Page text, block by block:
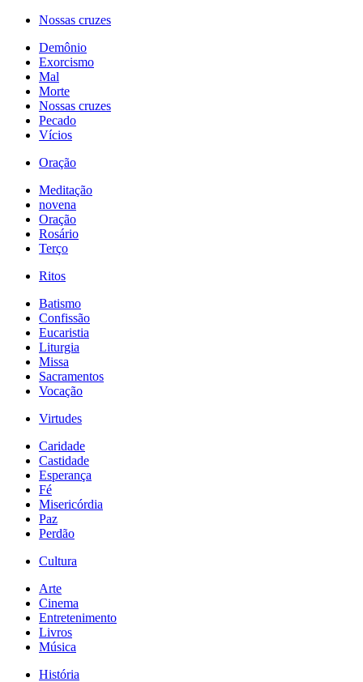
Nossas cruzes
Demônio
Exorcismo
Mal
Morte
Nossas cruzes
Pecado
Vícios
Oração
Meditação
novena
Oração
Rosário
Terço
Ritos
Batismo
Confissão
Eucaristia
Liturgia
Missa
Sacramentos
Vocação
Virtudes
Caridade
Castidade
Esperança
Fé
Misericórdia
Paz
Perdão
Cultura
Arte
Cinema
Entretenimento
Livros
Música
História